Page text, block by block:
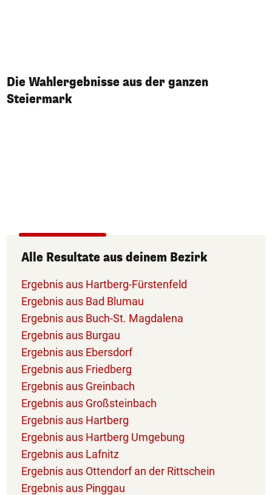
Die Wahlergebnisse aus der ganzen
Steiermark
Alle Resultate aus deinem Bezirk
Ergebnis aus Hartberg-Fürstenfeld
Ergebnis aus Bad Blumau
Ergebnis aus Buch-St. Magdalena
Ergebnis aus Burgau
Ergebnis aus Ebersdorf
Ergebnis aus Friedberg
Ergebnis aus Greinbach
Ergebnis aus Großsteinbach
Ergebnis aus Hartberg
Ergebnis aus Hartberg Umgebung
Ergebnis aus Lafnitz
Ergebnis aus Ottendorf an der Rittschein
Ergebnis aus Pinggau